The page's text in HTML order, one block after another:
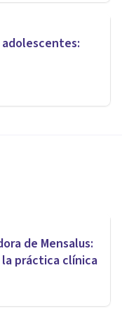
de Mensalus:
práctica clínica